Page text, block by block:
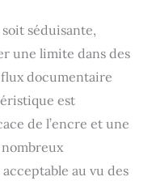
séduisante,
une limite dans des
documentaire
est
de l’encre et une
au vu des